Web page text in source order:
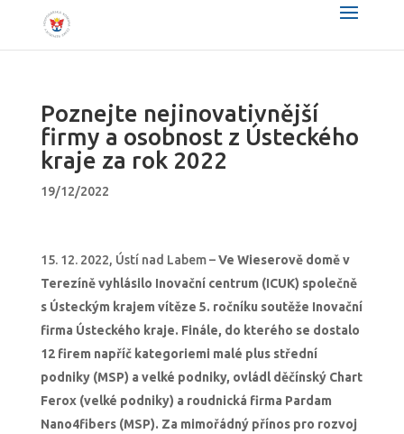
Poznejte nejinovativnější
firmy a osobnost z Ústeckého
kraje za rok 2022
19/12/2022
12. 2022, Ústí nad Labem –Ve Wieserově domě v
Terezíně vyhlásilo Inovační centrum (ICUK) společně
s Ústeckým krajem vítěze 5. ročníku soutěže Inovační
firma Ústeckého kraje. Finále, do kterého se dostalo
12 firem napříč kategoriemi malé plus střední
podniky (MSP) a velké podniky, ovládl děčínský Chart
Ferox (velké podniky) a roudnická firma Pardam
Nano4fibers (MSP). Za mimořádný přínos pro rozvoj